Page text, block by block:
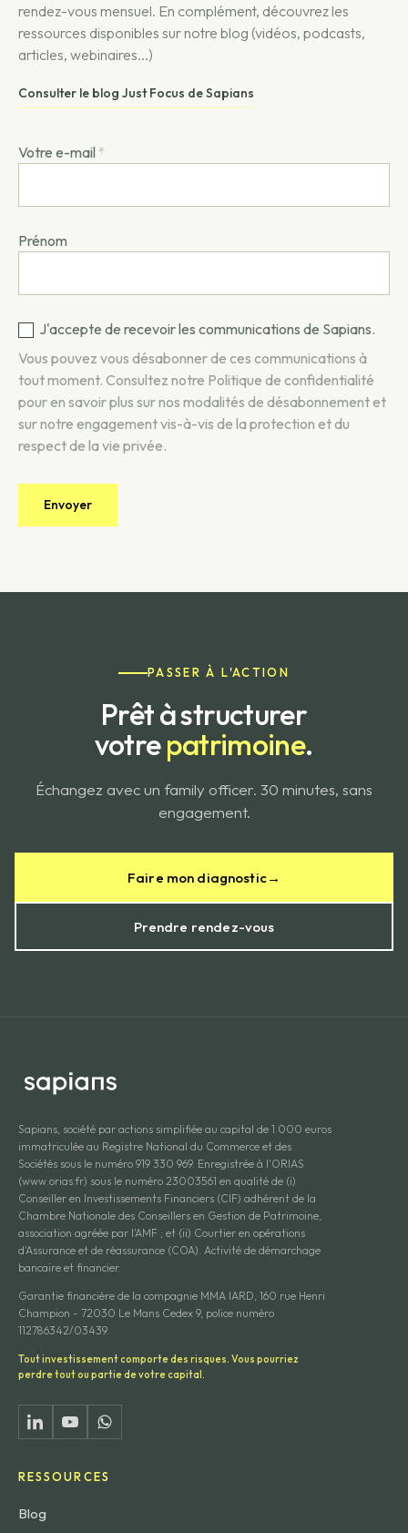
rendez-vous mensuel. En complément, découvrez les
ressources disponibles sur notre blog (vidéos, podcasts,
articles, webinaires...)
Consulter le blog Just Focus de Sapians
Votre e-mail *
Prénom
J'accepte de recevoir les communications de Sapians.
Vous pouvez vous désabonner de ces communications à
tout moment. Consultez notre Politique de confidentialité
pour en savoir plus sur nos modalités de désabonnement et
sur notre engagement vis-à-vis de la protection et du
respect de la vie privée.
PASSER À L'ACTION
Prêt à structurer
votrepatrimoine.
Échangez avec un family officer. 30 minutes, sans
engagement.
Faire mon diagnostic→
Prendre rendez-vous
Sapians, société par actions simplifiée au capital de 1.000 euros
immatriculée au Registre National du Commerce et des
Sociétés sous le numéro 919 330 969. Enregistrée à l'ORIAS
(www.orias.fr) sous le numéro 23003561 en qualité de (i)
Conseiller en Investissements Financiers (CIF) adhérent de la
Chambre Nationale des Conseillers en Gestion de Patrimoine,
association agréée par l'AMF ; et (ii) Courtier en opérations
d'Assurance et de réassurance (COA). Activité de démarchage
bancaire et financier.
Garantie financière de la compagnie MMA IARD, 160 rue Henri
Champion - 72030 Le Mans Cedex 9, police numéro
112786342/03439.
Tout investissement comporte des risques. Vous pourriez
perdre tout ou partie de votre capital.
RESSOURCES
Blog